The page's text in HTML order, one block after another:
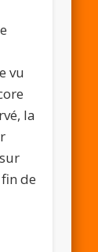
vu
la
de